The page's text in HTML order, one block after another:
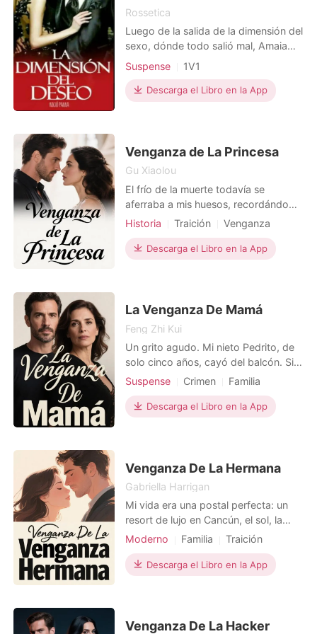
Rossetica
Luego de la salida de la dimensión del
sexo, dónde todo salió mal, Amaia
tiene que volver a su familia, a su vida
y a Aidan. ¿Sabrá gestionar tanto?
¿Cómo la recibirá su familia y su gran
amor?
Suspense 1V1
Descarga el Libro en la App
Venganza de La Princesa
Gu Xiaolou
El frío de la muerte todavía se
aferraba a mis huesos, recordándome
la sangre que se escapaba,
El dolor fantasma en mi vientre vacío
se mezclaba con la traición de mi
Todo se me derrumbó:
Historia Traición
Venganza
Realeza
Protagonista Poderosa
Descarga el Libro en la App
La Venganza De Mamá
Feng Zhi Kui
Un grito agudo. Mi nieto Pedrito, de
solo cinco años, cayó del balcón. Sin
pensarlo, me abalancé para atraparlo,
dolor fue cegador: brazo roto,
costillas fracturadas. Pero mi hija
¡Eres una inútil!"
Suspense Crimen
Familia
Traición
Venganza
Protagonista Poderosa
Descarga el Libro en la App
Venganza De La Hermana
Gabriella Harrigan
Mi vida era una postal perfecta: un
resort de lujo en Cancún, el sol, la
música de mariachi, mi pequeña Sofía
Carlos, con esa sonrisa que me hizo
creer en los cuentos de hadas. Todo
es
Moderno Familia
Traición
Venganza
Descarga el Libro en la App
Venganza De La Hacker